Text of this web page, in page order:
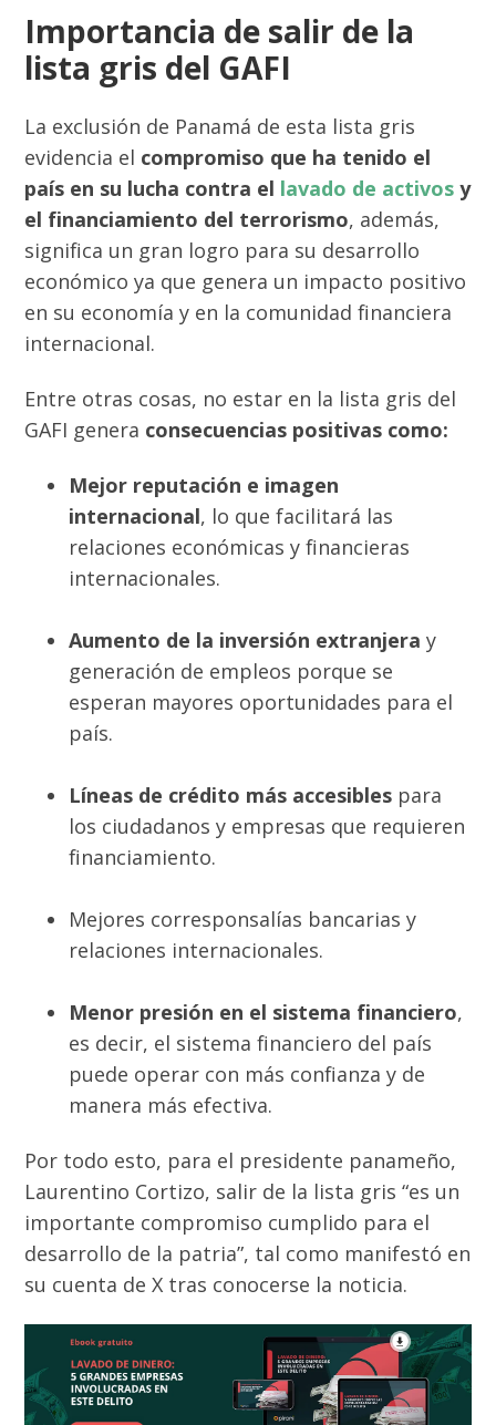
Importancia de salir de la
lista gris del GAFI
La exclusión de Panamá de esta lista gris
evidencia el compromiso que ha tenido el
país en su lucha contra el lavado de activos y
el financiamiento del terrorismo, además,
significa un gran logro para su desarrollo
económico ya que genera un impacto positivo
en su economía y en la comunidad financiera
internacional.
Entre otras cosas, no estar en la lista gris del
GAFI genera consecuencias positivas como:
Mejor reputación e imagen
internacional, lo que facilitará las
relaciones económicas y financieras
internacionales.
Aumento de la inversión extranjera y
generación de empleos porque se
esperan mayores oportunidades para el
país.
Líneas de crédito más accesibles para
los ciudadanos y empresas que requieren
financiamiento.
Mejores corresponsalías bancarias y
relaciones internacionales.
Menor presión en el sistema financiero,
es decir, el sistema financiero del país
puede operar con más confianza y de
manera más efectiva.
Por todo esto, para el presidente panameño,
Laurentino Cortizo, salir de la lista gris “es un
importante compromiso cumplido para el
desarrollo de la patria”, tal como manifestó en
su cuenta de X tras conocerse la noticia.